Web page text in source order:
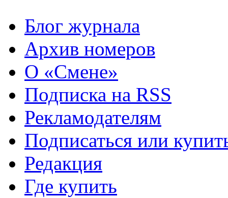
Блог журнала
Архив номеров
О «Смене»
Подписка на RSS
Рекламодателям
Подписаться или
Редакция
Где купить